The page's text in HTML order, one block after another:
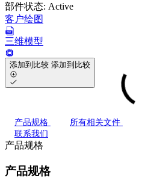
部件状态: Active
客户绘图
三维模型
添加到比较 添加到比较
产品规格 所有相关文件
联系我们
产品规格
产品规格